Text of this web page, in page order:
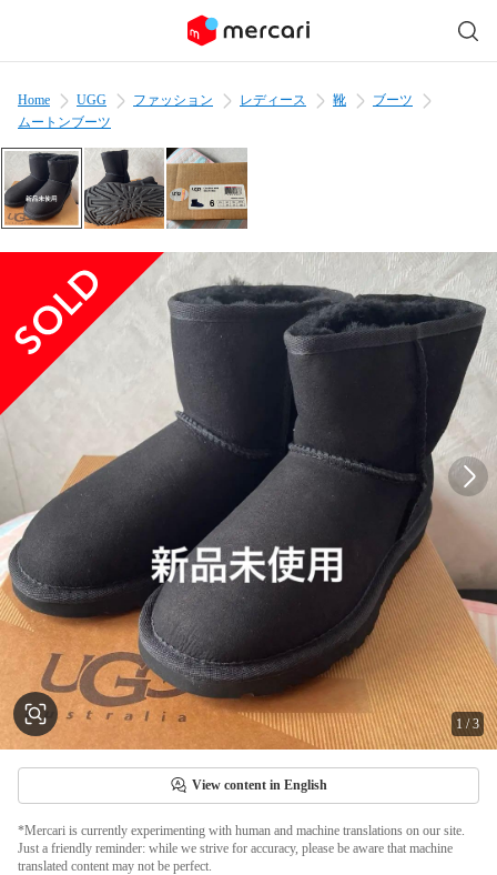
Home UGG ファッション レディース 靴
ブーツ
ムートンブーツ
1 /3
View content in English
*Mercari is currently experimenting with human and machine translations on our site.
Just a friendly reminder: while we strive for accuracy, please be aware that machine
translated content may not be perfect.